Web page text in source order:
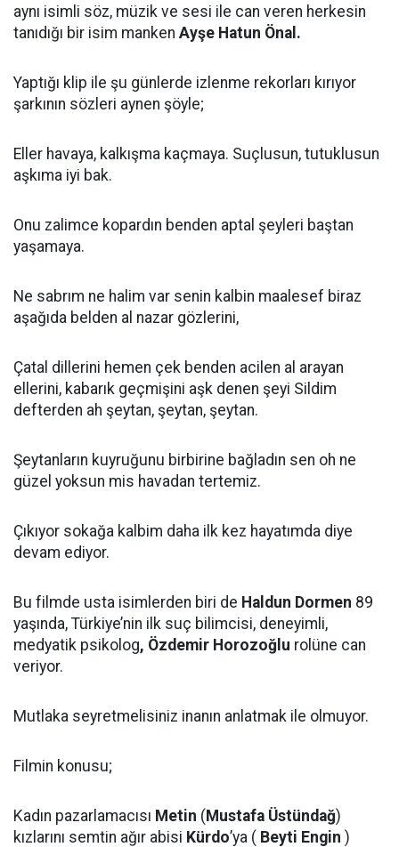
aynı isimli söz, müzik ve sesi ile can veren herkesin
tanıdığı bir isim manken Ayşe Hatun Önal.
Yaptığı klip ile şu günlerde izlenme rekorları kırıyor
şarkının sözleri aynen şöyle;
Eller havaya, kalkışma kaçmaya. Suçlusun, tutuklusun
aşkıma iyi bak.
Onu zalimce kopardın benden aptal şeyleri baştan
yaşamaya.
Ne sabrım ne halim var senin kalbin maalesef biraz
aşağıda belden al nazar gözlerini,
Çatal dillerini hemen çek benden acilen al arayan
ellerini, kabarık geçmişini aşk denen şeyi Sildim
defterden ah şeytan, şeytan, şeytan.
Şeytanların kuyruğunu birbirine bağladın sen oh ne
güzel yoksun mis havadan tertemiz.
Çıkıyor sokağa kalbim daha ilk kez hayatımda diye
devam ediyor.
Bu filmde usta isimlerden biri de Haldun Dormen 89
yaşında, Türkiye’nin ilk suç bilimcisi, deneyimli,
medyatik psikolog, Özdemir Horozoğlu rolüne can
veriyor.
Mutlaka seyretmelisiniz inanın anlatmak ile olmuyor.
Filmin konusu;
Kadın pazarlamacısı Metin ( Mustafa Üstündağ)
kızlarını semtin ağır abisi Kürdo’ya ( Beyti Engin )